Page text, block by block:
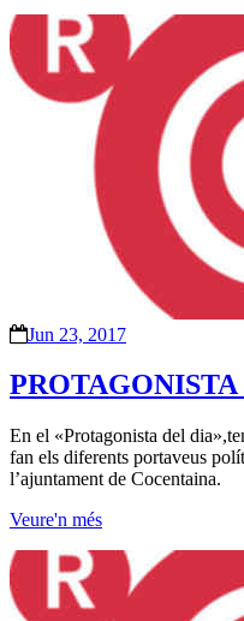
Jun 23, 2017
En el «Protagonista del
fan els diferents portaveus
l’ajuntament de Cocentaina.
Veure'n més